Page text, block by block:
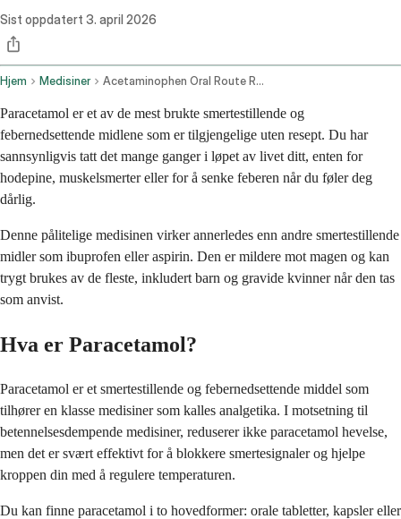
Sist oppdatert 3. april 2026
Hjem Medisiner Acetaminophen Oral Route Rectal Route
Paracetamol er et av de mest brukte smertestillende og
febernedsettende midlene som er tilgjengelige uten resept. Du har
sannsynligvis tatt det mange ganger i løpet av livet ditt, enten for
hodepine, muskelsmerter eller for å senke feberen når du føler deg
dårlig.
Denne pålitelige medisinen virker annerledes enn andre smertestillende
midler som ibuprofen eller aspirin. Den er mildere mot magen og kan
trygt brukes av de fleste, inkludert barn og gravide kvinner når den tas
som anvist.
Hva er Paracetamol?
Paracetamol er et smertestillende og febernedsettende middel som
tilhører en klasse medisiner som kalles analgetika. I motsetning til
betennelsesdempende medisiner, reduserer ikke paracetamol hevelse,
men det er svært effektivt for å blokkere smertesignaler og hjelpe
kroppen din med å regulere temperaturen.
Du kan finne paracetamol i to hovedformer: orale tabletter, kapsler eller